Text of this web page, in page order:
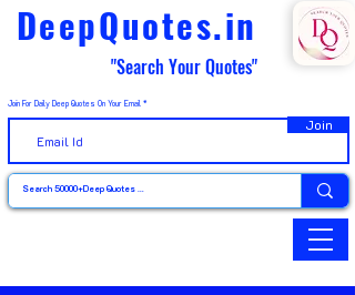
DeepQuotes.in
"Search Your Quotes"
Join For Daily Deep Quotes On Your Email
Join